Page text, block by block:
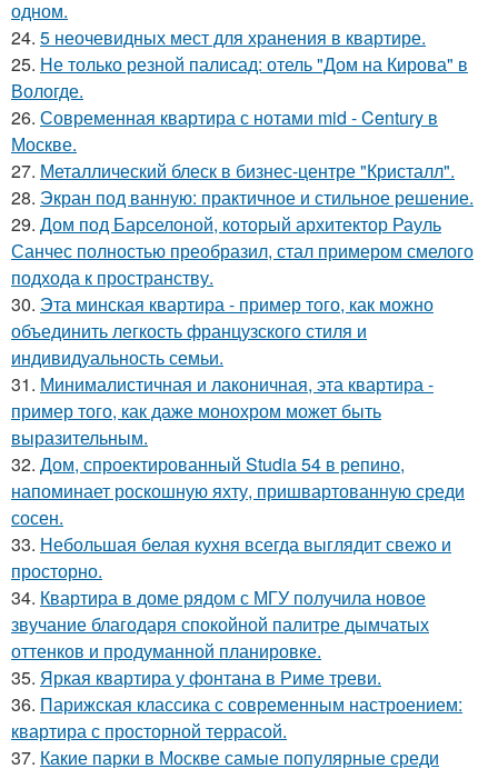
одном.
24. 5 неочевидных мест для хранения в квартире.
25. Не только резной палисад: отель "Дом на Кирова" в
Вологде.
26. Современная квартира с нотами mid - Century в
Москве.
27. Металлический блеск в бизнес-центре "Кристалл".
28. Экран под ванную: практичное и стильное решение.
29. Дом под Барселоной, который архитектор Рауль
Санчес полностью преобразил, стал примером смелого
подхода к пространству.
30. Эта минская квартира - пример того, как можно
объединить легкость французского стиля и
индивидуальность семьи.
31. Минималистичная и лаконичная, эта квартира -
пример того, как даже монохром может быть
выразительным.
32. Дом, спроектированный Studia 54 в репино,
напоминает роскошную яхту, пришвартованную среди
сосен.
33. Небольшая белая кухня всегда выглядит свежо и
просторно.
34. Квартира в доме рядом с МГУ получила новое
звучание благодаря спокойной палитре дымчатых
оттенков и продуманной планировке.
35. Яркая квартира у фонтана в Риме треви.
36. Парижская классика с современным настроением:
квартира с просторной террасой.
37. Какие парки в Москве самые популярные среди